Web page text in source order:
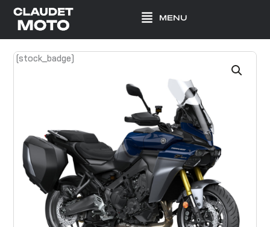
Aller
MENU
[stock_badge]